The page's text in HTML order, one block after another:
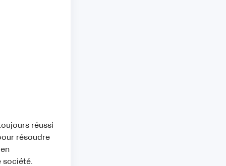
réussi
résoudre
société.